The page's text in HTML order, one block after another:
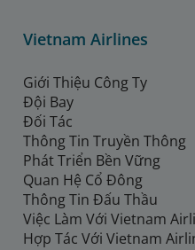
Vietnam Airlines
Giới Thiệu Công Ty
Đội Bay
Đối Tác
Thông Tin Truyền Thông
Phát Triển Bền Vững
Quan Hệ Cổ Đông
Thông Tin Đấu Thầu
Việc Làm Với Vietnam
Hợp Tác Với Vietnam